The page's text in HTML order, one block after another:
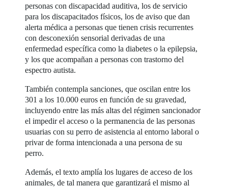
personas con discapacidad auditiva, los de servicio
para los discapacitados físicos, los de aviso que dan
alerta médica a personas que tienen crisis recurrentes
con desconexión sensorial derivadas de una
enfermedad específica como la diabetes o la epilepsia,
y los que acompañan a personas con trastorno del
espectro autista.
También contempla sanciones, que oscilan entre los
301 a los 10.000 euros en función de su gravedad,
incluyendo entre las más altas del régimen sancionador
el impedir el acceso o la permanencia de las personas
usuarias con su perro de asistencia al entorno laboral o
privar de forma intencionada a una persona de su
perro.
Además, el texto amplía los lugares de acceso de los
animales, de tal manera que garantizará el mismo al